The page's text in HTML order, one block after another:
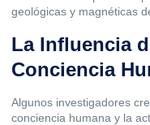
geológicas y magnéticas
La Influencia
Conciencia
Algunos investigadores
conciencia humana y la